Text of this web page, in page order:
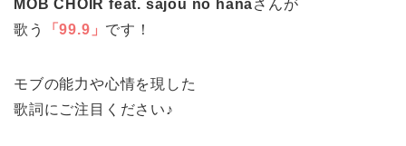
MOB CHOIR feat. sajou no hanaさんが
歌う
「99.9」 です！
モブの能力や心情を現した
歌詞にご注目ください♪